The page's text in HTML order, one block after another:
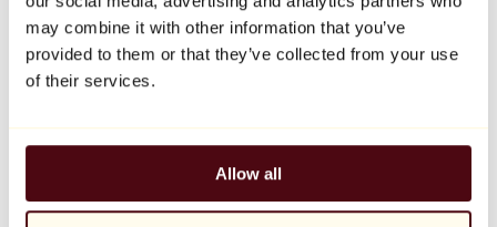
may combine it with other information that you’ve
provided to them or that they’ve collected from your use
of their services.
Allow all
Balloon Dog (Orange)
Jeff Koons
10.000 €
Artisti
Tutti i pittori